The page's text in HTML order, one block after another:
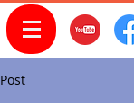
Post